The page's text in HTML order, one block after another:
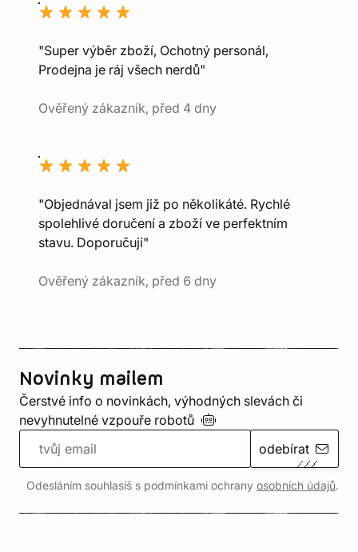
"Super výběr zboží, Ochotný personál,
Prodejna je ráj všech nerdů"
Ověřený zákazník, před 4 dny
"Objednával jsem již po několikáté. Rychlé
spolehlivé doručení a zboží ve perfektním
stavu. Doporučuji"
Ověřený zákazník, před 6 dny
Novinky mailem
Čerstvé info o novinkách, výhodných slevách či
nevyhnutelné vzpouře robotů
odebírat
Odesláním souhlasíš s podmínkami ochrany osobních údajů.